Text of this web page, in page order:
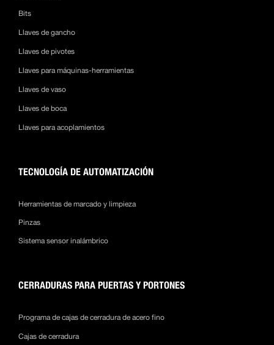
Bits
Llaves de gancho
Llaves de pivotes
Llaves para máquinas-herramientas
Llaves de vaso
Llaves de boca
Llaves para acoplamientos
TECNOLOGÍA DE AUTOMATIZACIÓN
Herramientas de marcado y limpieza
Pinzas
Sistema sensor inalámbrico
CERRADURAS PARA PUERTAS Y PORTONES
Programa de cajas de cerradura de acero fino
Cajas de cerradura